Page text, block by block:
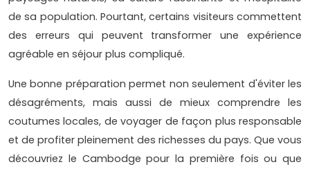
de sa population. Pourtant, certains visiteurs commettent
des erreurs qui peuvent transformer une expérience
agréable en séjour plus compliqué.
Une bonne préparation permet non seulement d'éviter les
désagréments, mais aussi de mieux comprendre les
coutumes locales, de voyager de façon plus responsable
et de profiter pleinement des richesses du pays. Que vous
découvriez le Cambodge pour la première fois ou que